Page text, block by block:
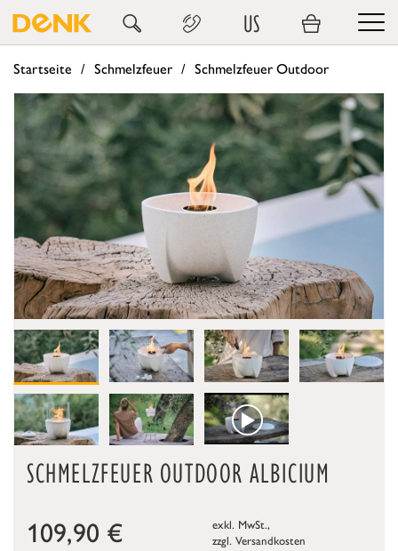
US
Startseite Schmelzfeuer Schmelzfeuer Outdoor
SCHMELZFEUER OUTDOOR ALBICIUM
109,90 €
exkl. MwSt.,
zzgl. Versandkosten